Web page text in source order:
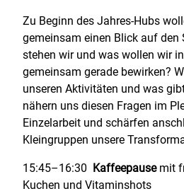
Zu Beginn des Jahres-Hubs
gemeinsam einen Blick auf den
stehen wir und was wollen wir
gemeinsam gerade bewirken?
unseren Aktivitäten und was
nähern uns diesen Fragen im
Einzelarbeit und schärfen
Kleingruppen unsere
15:45–16:30 Kaffeepausemit
Kuchen und Vitaminshots